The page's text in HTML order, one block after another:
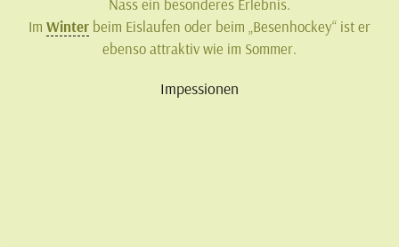
Im Winter beim Eislaufen oder beim „Besenhockey“ ist er
ebenso attraktiv wie im Sommer.
Impessionen